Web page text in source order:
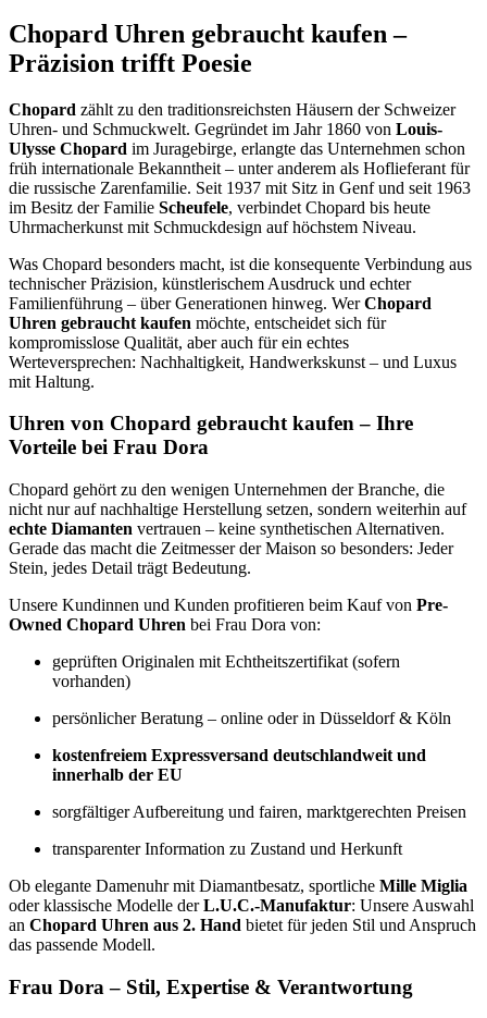
Chopard Uhren gebraucht kaufen –
Präzision trifft Poesie
Chopard zählt zu den traditionsreichsten Häusern der Schweizer
Uhren- und Schmuckwelt. Gegründet im Jahr 1860 von Louis-
Ulysse Chopard im Juragebirge, erlangte das Unternehmen schon
früh internationale Bekanntheit – unter anderem als Hoflieferant für
die russische Zarenfamilie. Seit 1937 mit Sitz in Genf und seit 1963
im Besitz der Familie Scheufele, verbindet Chopard bis heute
Uhrmacherkunst mit Schmuckdesign auf höchstem Niveau.
Was Chopard besonders macht, ist die konsequente Verbindung aus
technischer Präzision, künstlerischem Ausdruck und echter
Familienführung – über Generationen hinweg. WerChopard
Uhren gebraucht kaufen möchte, entscheidet sich für
kompromisslose Qualität, aber auch für ein echtes
Werteversprechen: Nachhaltigkeit, Handwerkskunst – und Luxus
mit Haltung.
Uhren von Chopard gebraucht kaufen – Ihre
Vorteile bei Frau Dora
Chopard gehört zu den wenigen Unternehmen der Branche, die
nicht nur auf nachhaltige Herstellung setzen, sondern weiterhin auf
echte Diamanten vertrauen – keine synthetischen Alternativen.
Gerade das macht die Zeitmesser der Maison so besonders: Jeder
Stein, jedes Detail trägt Bedeutung.
Unsere Kundinnen und Kunden profitieren beim Kauf von Pre-
Owned Chopard Uhren bei Frau Dora von:
geprüften Originalen mit Echtheitszertifikat (sofern
vorhanden)
persönlicher Beratung – online oder in Düsseldorf & Köln
kostenfreiem Expressversand deutschlandweit und
innerhalb der EU
sorgfältiger Aufbereitung und fairen, marktgerechten Preisen
transparenter Information zu Zustand und Herkunft
Ob elegante Damenuhr mit Diamantbesatz, sportliche Mille Miglia
oder klassische Modelle derL.U.C.-Manufaktur: Unsere Auswahl
an Chopard Uhren aus 2. Hand bietet für jeden Stil und Anspruch
das passende Modell.
Frau Dora – Stil, Expertise & Verantwortung